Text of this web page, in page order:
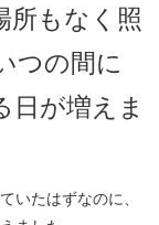
所もなく照
つの間に
日が増えま
いたはずなのに、